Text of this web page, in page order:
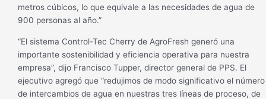
metros cúbicos, lo que equivale a las necesidades de agua de
900 personas al año.”
“El sistema Control-Tec Cherry de AgroFresh generó una
importante sostenibilidad y eficiencia operativa para nuestra
empresa”, dijo Francisco Tupper, director general de PPS. El
ejecutivo agregó que “redujimos de modo significativo el número
de intercambios de agua en nuestras tres líneas de proceso, de